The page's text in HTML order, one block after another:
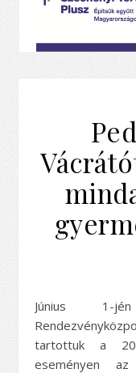
Június 1-jén a Gárdonyi Géza
tartottuk a
eseményen